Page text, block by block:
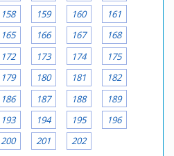
158 159 160
161
165 166 167
168
172 173 174
175
179 180 181
182
186 187 188
189
193 194 195
196
200 201 202